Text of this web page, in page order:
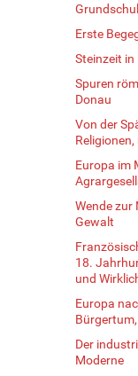
Erste
Steinzeit
Spuren
Donau
Von der
Religionen,
Europa im
Wende zur
Gewalt
18.
und
Europa
Der
Moderne